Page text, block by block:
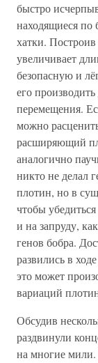
быстро
находящиеся по
хатки.
увеличивает
безопасную и
его
перемещения.
можно
расширяющий
аналогично
никто не делал
плотин, но в
чтобы
и на запруду,
генов бобра.
развились в
это может
вариаций
Обсудив
раздвинули
на многие